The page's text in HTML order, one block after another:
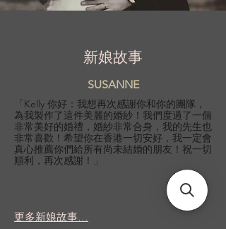
新娘故事
SUSANNE
「Kelly 你好：我想再次感謝你和你的團隊，
為我製作了這件美麗的婚紗！我們度過了一個
非常美好的婚禮，婚紗非常合身，我的先生也
非常喜歡！希望你在香港一切安好，我一定會
真心推薦你們給所有尚未結婚的朋友！祝一切
順利，再次感謝！」
更多新娘故事...